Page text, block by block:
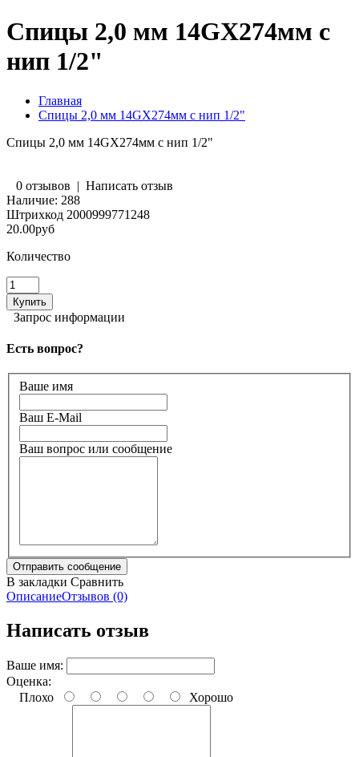
Спицы 2,0 мм 14GX274мм с
нип 1/2"
Главная
Спицы 2,0 мм 14GX274мм с нип 1/2"
Спицы 2,0 мм 14GX274мм с нип 1/2"
0 отзывов | Написать отзыв
Наличие: 288
Штрихкод 2000999771248
20.00руб
Количество
Запрос информации
Есть вопрос?
Ваше имя
Ваш E-Mail
Ваш вопрос или сообщение
В закладки Сравнить
ОписаниеОтзывов (0)
Написать отзыв
Ваше имя:
Оценка:
Плохо
Хорошо